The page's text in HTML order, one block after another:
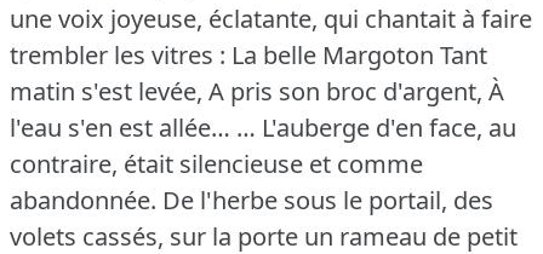
une voix joyeuse, éclatante, qui chantait à faire
trembler les vitres : La belle Margoton Tant
matin s'est levée, A pris son broc d'argent, À
l'eau s'en est allée… … L'auberge d'en face, au
contraire, était silencieuse et comme
abandonnée. De l'herbe sous le portail, des
volets cassés, sur la porte un rameau de petit